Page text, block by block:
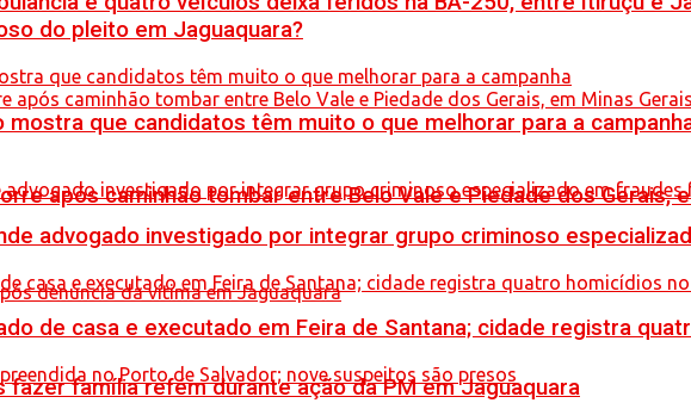
após caminhão tombar entre Belo Vale e Piedade dos Gerais,
família refém durante ação da PM em Jaguaquara
do pleito em Jaguaquara?
mostra que candidatos têm muito o que melhorar para a
advogado investigado por integrar grupo criminoso
de casa e executado em Feira de Santana; cidade registra